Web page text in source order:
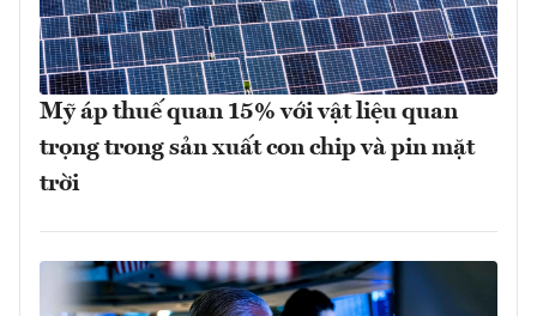
Mỹ áp thuế quan 15% với vật liệu quan
trọng trong sản xuất con chip và pin mặt
trời